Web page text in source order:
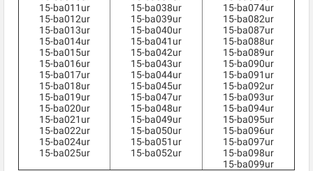
15-ba011ur
15-ba012ur
15-ba013ur
15-ba014ur
15-ba015ur
15-ba016ur
15-ba017ur
15-ba018ur
15-ba019ur
15-ba020ur
15-ba021ur
15-ba022ur
15-ba024ur
15-ba025ur
15-ba038ur
15-ba039ur
15-ba040ur
15-ba041ur
15-ba042ur
15-ba043ur
15-ba044ur
15-ba045ur
15-ba047ur
15-ba048ur
15-ba049ur
15-ba050ur
15-ba051ur
15-ba052ur
15-ba074ur
15-ba082ur
15-ba087ur
15-ba088ur
15-ba089ur
15-ba090ur
15-ba091ur
15-ba092ur
15-ba093ur
15-ba094ur
15-ba095ur
15-ba096ur
15-ba097ur
15-ba098ur
15-ba099ur